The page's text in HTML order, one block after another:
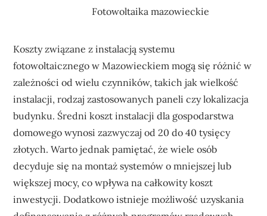
Fotowoltaika mazowieckie
Koszty związane z instalacją systemu
fotowoltaicznego w Mazowieckiem mogą się różnić w
zależności od wielu czynników, takich jak wielkość
instalacji, rodzaj zastosowanych paneli czy lokalizacja
budynku. Średni koszt instalacji dla gospodarstwa
domowego wynosi zazwyczaj od 20 do 40 tysięcy
złotych. Warto jednak pamiętać, że wiele osób
decyduje się na montaż systemów o mniejszej lub
większej mocy, co wpływa na całkowity koszt
inwestycji. Dodatkowo istnieje możliwość uzyskania